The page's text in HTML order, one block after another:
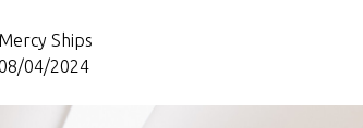
Mercy Ships
04/2024